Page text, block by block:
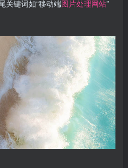
关键词如“移动端图片处理网站”